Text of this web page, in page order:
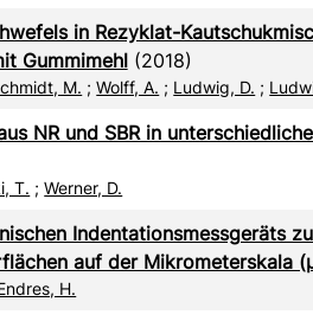
in Rezyklat-
Gummimehl(2018)
M. ;Wolff, A. ; Ludwig, D. ;
NR und SBR in
T. ;Werner, D.
Indentationsmessgeräts
auf der Mikrometerskala
H.